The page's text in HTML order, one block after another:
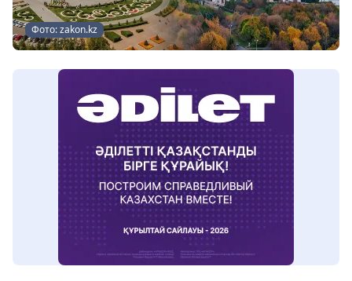
Фото: zakon.kz